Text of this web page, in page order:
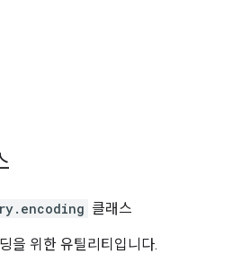
. encoding 클래스
을 위한 유틸리티입니다.